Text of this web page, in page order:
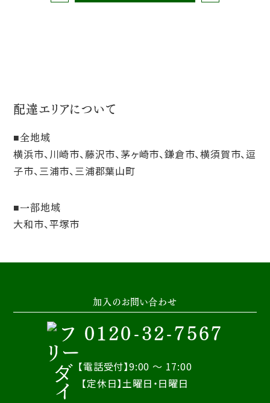
配達エリアについて
全地域
横浜市、川崎市、藤沢市、茅ヶ崎市、鎌倉市、横須賀市、逗
子市、三浦市、三浦郡葉山町
一部地域
大和市、平塚市
加入のお問い合わせ
0120-32-7567
【電話受付】9:00 ～ 17:00
【定休日】土曜日・日曜日